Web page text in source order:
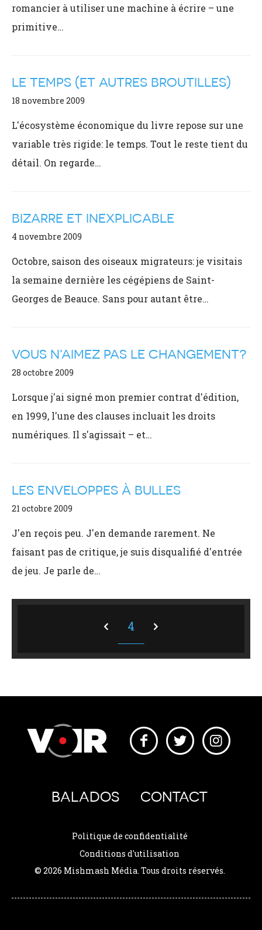
romancier à utiliser une machine à écrire – une
primitive…
LE TEMPS (ET AUTRES BROUTILLES)
18 novembre 2009
L'écosystème économique du livre repose sur une
variable très rigide: le temps. Tout le reste tient du
détail. On regarde…
BIZARRE ET INEXPLICABLE
4 novembre 2009
Octobre, saison des oiseaux migrateurs: je visitais
la semaine dernière les cégépiens de Saint-
Georges de Beauce. Sans pour autant être…
VOUS N’AIMEZ PAS LE CHANGEMENT?
28 octobre 2009
Lorsque j'ai signé mon premier contrat d'édition,
en 1999, l'une des clauses incluait les droits
numériques. Il s'agissait – et…
LES ENVELOPPES À BULLES
21 octobre 2009
J'en reçois peu. J'en demande rarement. Ne
faisant pas de critique, je suis disqualifié d'entrée
de jeu. Je parle de…
4
BALADOS CONTACT
Politique de confidentialité
Conditions d'utilisation
© 2026 Mishmash Média. Tous droits réservés.